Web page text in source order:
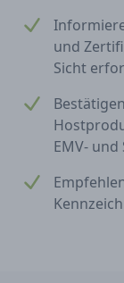
und
Sicht
EMV-